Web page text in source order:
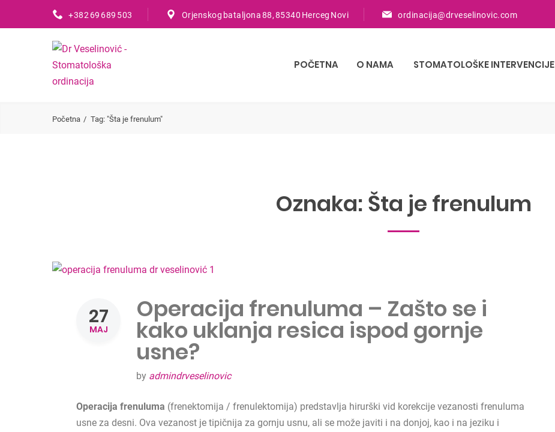
+382 69 689 503 Orjenskog bataljona 88, 85340 Herceg Novi ordinacija@drveselinovic.com
POČETNA O NAMA STOMATOLOŠKE INTERVENCIJE
Početna Tag: "Šta je frenulum"
Oznaka:Šta je frenulum
27
MAJ
Operacija frenuluma – Zašto se i
kako uklanja resica ispod gornje
usne?
by admindrveselinovic
Operacija frenuluma (frenektomija / frenulektomija) predstavlja hirurški vid korekcije vezanosti frenuluma
usne za desni. Ova vezanost je tipičnija za gornju usnu, ali se može javiti i na donjoj, kao i na jeziku i